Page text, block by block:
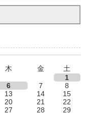
木 金
土
1
6 7
8
13 14
15
20 21
22
27 28
29